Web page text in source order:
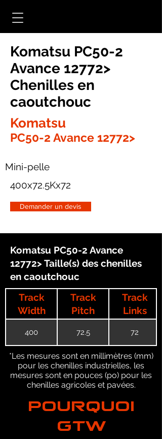
Komatsu PC50-2
Avance 12772>
Chenilles en
caoutchouc
Komatsu
PC50-2 Avance 12772>
Mini-pelle
400x72.5Kx72
Demander un devis
Komatsu PC50-2 Avance
12772> Taille(s) des chenilles
en caoutchouc
Track
Width
Track
Pitch
Track
Links
400 72.5 72
*Les mesures sont en millimètres (mm)
pour les chenilles industrielles, les
mesures sont en pouces (po) pour les
chenilles agricoles et pavées.
POURQUOI
GTW